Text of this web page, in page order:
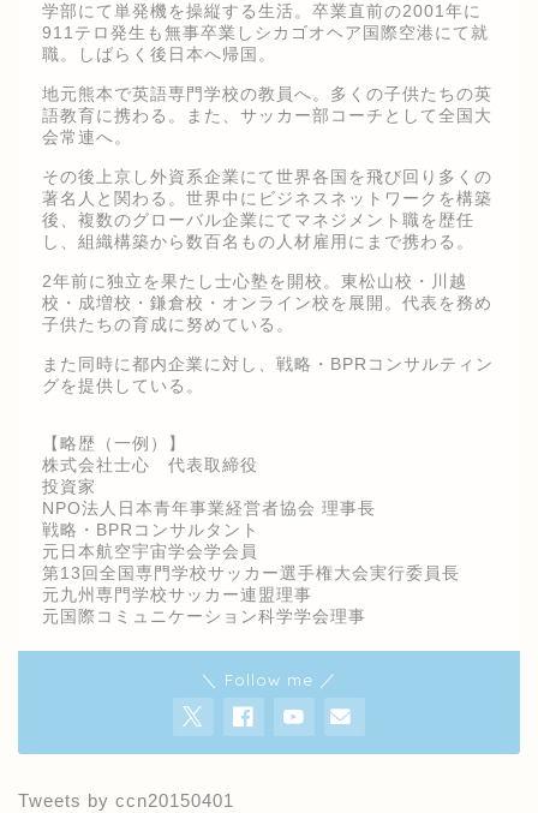
学部にて単発機を操縦する生活。卒業直前の2001年に
911テロ発生も無事卒業しシカゴオヘア国際空港にて就
職。しばらく後日本へ帰国。
地元熊本で英語専門学校の教員へ。多くの子供たちの英
語教育に携わる。また、サッカー部コーチとして全国大
会常連へ。
その後上京し外資系企業にて世界各国を飛び回り多くの
著名人と関わる。世界中にビジネスネットワークを構築
後、複数のグローバル企業にてマネジメント職を歴任
し、組織構築から数百名もの人材雇用にまで携わる。
2年前に独立を果たし士心塾を開校。東松山校・川越
校・成増校・鎌倉校・オンライン校を展開。代表を務め
子供たちの育成に努めている。
また同時に都内企業に対し、戦略・BPRコンサルティン
グを提供している。
【略歴（一例）】
株式会社士心 代表取締役
投資家
NPO法人日本青年事業経営者協会 理事長
戦略・BPRコンサルタント
元日本航空宇宙学会学会員
第13回全国専門学校サッカー選手権大会実行委員長
元九州専門学校サッカー連盟理事
元国際コミュニケーション科学学会理事
＼ Follow me ／
Tweets by ccn20150401